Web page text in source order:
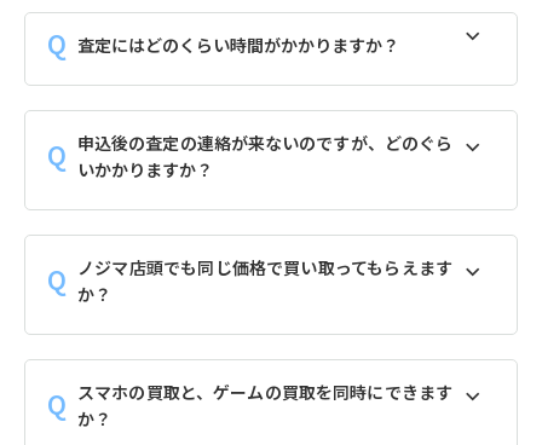
査定にはどのくらい時間がかかりますか？
申込後の査定の連絡が来ないのですが、どのぐら
いかかりますか？
ノジマ店頭でも同じ価格で買い取ってもらえます
か？
スマホの買取と、ゲームの買取を同時にできます
か？